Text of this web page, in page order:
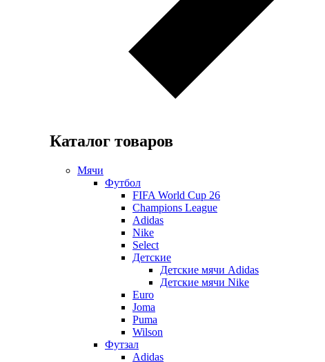
Каталог товаров
Мячи
Футбол
FIFA World Cup 26
Champions League
Adidas
Nike
Select
Детские
Детские мячи Adidas
Детские мячи Nike
Euro
Joma
Puma
Wilson
Футзал
Adidas